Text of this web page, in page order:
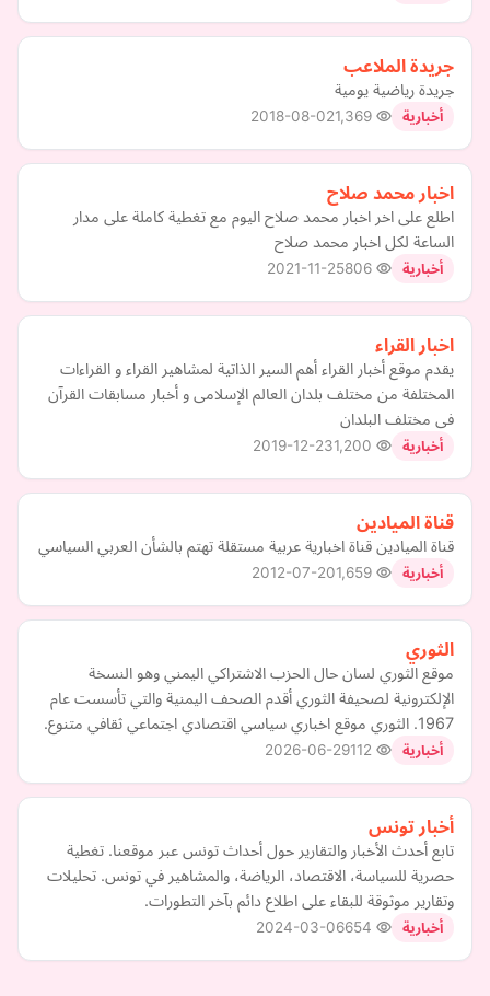
جريدة الملاعب
جريدة رياضية يومية
أخبارية 2018-08-02
اخبار محمد صلاح
اطلع على اخر اخبار محمد صلاح اليوم مع تغطية كاملة على مدار
الساعة لكل اخبار محمد صلاح
أخبارية 2021-11-25
اخبار القراء
يقدم موقع أخبار القراء أهم السير الذاتية لمشاهير القراء و القراءات
المختلفة من مختلف بلدان العالم الإسلامى و أخبار مسابقات القرآن
فى مختلف البلدان
أخبارية 2019-12-23
قناة الميادين
قناة الميادين قناة اخبارية عربية مستقلة تهتم بالشأن العربي السياسي
أخبارية 2012-07-20
الثوري
موقع الثوري لسان حال الحزب الاشتراكي اليمني وهو النسخة
الإلكترونية لصحيفة الثوري أقدم الصحف اليمنية والتي تأسست عام
1967. الثوري موقع اخباري سياسي اقتصادي اجتماعي ثقافي متنوع.
أخبارية 2026-06-29
أخبار تونس
تابع أحدث الأخبار والتقارير حول أحداث تونس عبر موقعنا. تغطية
حصرية للسياسة، الاقتصاد، الرياضة، والمشاهير في تونس. تحليلات
وتقارير موثوقة للبقاء على اطلاع دائم بآخر التطورات.
أخبارية 2024-03-06